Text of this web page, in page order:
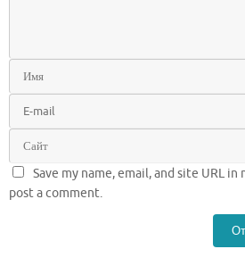
Save my name, email, and site URL
post a comment.